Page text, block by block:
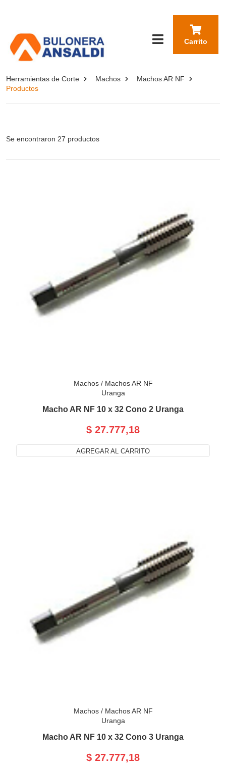
Carrito
Herramientas de Corte Machos
Machos AR NF
Productos
Se encontraron 27 productos
Machos/ Machos AR NF
Uranga
Macho AR NF 10 x 32 Cono 2 Uranga
$ 27.777,18
AGREGAR AL CARRITO
Machos/ Machos AR NF
Uranga
Macho AR NF 10 x 32 Cono 3 Uranga
$ 27.777,18